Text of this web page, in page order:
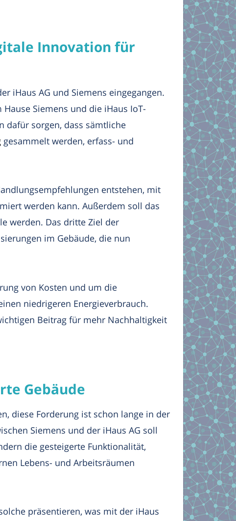
Innovation für
iHaus AG und Siemens eingegangen.
Hause Siemens und die iHaus IoT-
dafür sorgen, dass sämtliche
gesammelt werden, erfass- und
entstehen, mit
werden kann. Außerdem soll das
werden. Das dritte Ziel der
im Gebäude, die nun
von Kosten und um die
niedrigeren Energieverbrauch.
Beitrag für mehr Nachhaltigkeit
Gebäude
diese Forderung ist schon lange in der
Siemens und der iHaus AG soll
die gesteigerte Funktionalität,
Lebens- und Arbeitsräumen
präsentieren, was mit der iHaus